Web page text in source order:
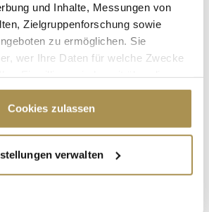
und Inhalte, Messungen von
Zielgruppenforschung sowie
zu ermöglichen. Sie
wer Ihre Daten für welche Zwecke
durch Klicken auf das Privacy
oder widerrufen
über Ihre geografische Lage
bis auf einige Meter genau sein
Cookies zulassen
verwalten